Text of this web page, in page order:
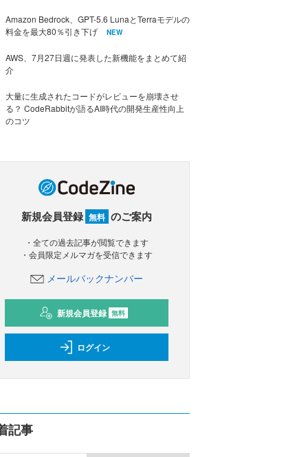
Amazon Bedrock、GPT-5.6 LunaとTerraモデルの
料金を最大80％引き下げ
NEW
AWS、7月27日週に発表した新機能をまとめて紹
介
大量に生成されたコードがレビューを崩壊させ
る？ CodeRabbitが語るAI時代の開発生産性向上
のコツ
新規会員登録 無料 のご案内
・全ての過去記事が閲覧できます
・会員限定メルマガを受信できます
メールバックナンバー
新規会員登録 無料
ログイン
記事